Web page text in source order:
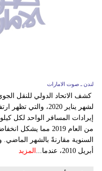
لندن ـ صوت الامارات
كشف الاتحاد الدولي للنقل
لشهر يناير 2020،
السنوية مقارنةً بالشهر الماضي.
أبريل 2010، عندما...
المزيد